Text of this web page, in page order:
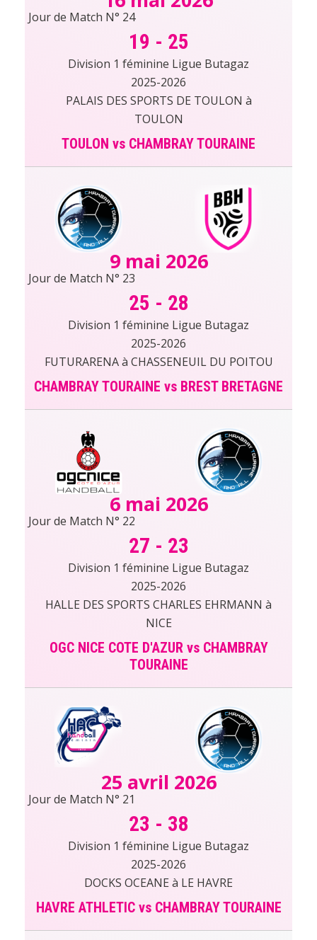
Jour de Match N° 24
19 - 25
Division 1 féminine Ligue Butagaz
2025-2026
PALAIS DES SPORTS DE TOULON à
TOULON
TOULON vs CHAMBRAY TOURAINE
9 mai 2026
Jour de Match N° 23
25 - 28
Division 1 féminine Ligue Butagaz
2025-2026
FUTURARENA à CHASSENEUIL DU POITOU
CHAMBRAY TOURAINE vs BREST BRETAGNE
6 mai 2026
Jour de Match N° 22
27 - 23
Division 1 féminine Ligue Butagaz
2025-2026
HALLE DES SPORTS CHARLES EHRMANN à
NICE
OGC NICE COTE D'AZUR vs CHAMBRAY
TOURAINE
25 avril 2026
Jour de Match N° 21
23 - 38
Division 1 féminine Ligue Butagaz
2025-2026
DOCKS OCEANE à LE HAVRE
HAVRE ATHLETIC vs CHAMBRAY TOURAINE